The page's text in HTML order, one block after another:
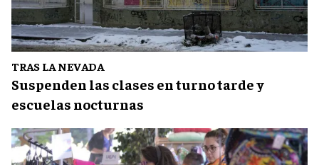
TRAS LA NEVADA
Suspenden las clases en turno tarde y
escuelas nocturnas